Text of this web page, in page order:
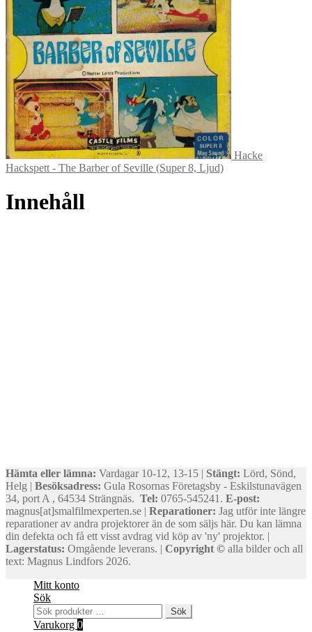
Hacke
Hackspett - The Barber of Seville (Super 8, Ljud)
Innehåll
Hämta eller lämna: Vardagar 10-12, 13-15 | Stängt: Lörd, Sönd,
Helg | Besöksadress: Gula Rosornas Företagsby - Eskilstunavägen
34, port A , 64534 Strängnäs. Tel: 0765-545241. E-post:
magnus[at]smalfilmexperten.se | Reparationer: Jag utför inte längre
reparationer av andra projektorer än de som säljs här. Du kan lämna
din defekta och få ett visst avdrag vid köp av 'ny' projektor. |
Lagerstatus: Omgående leverans. | Copyright © alla bilder och all
text: Magnus Lindfors 2026.
Mitt konto
Sök
Sök
efter:
Sök
Varukorg 0